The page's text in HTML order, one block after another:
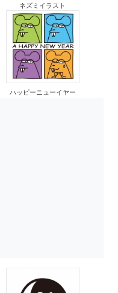
ネズミイラスト
ハッピーニューイヤー